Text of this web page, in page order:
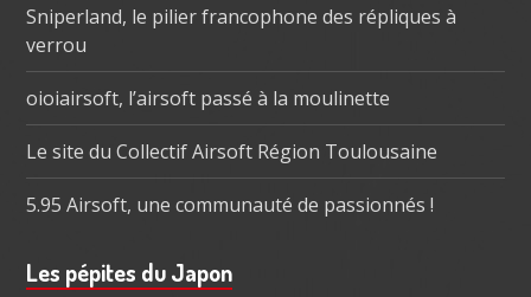
Sniperland, le pilier francophone des répliques à
verrou
oioiairsoft, l’airsoft passé à la moulinette
Le site du Collectif Airsoft Région Toulousaine
5.95 Airsoft, une communauté de passionnés !
Les pépites du Japon